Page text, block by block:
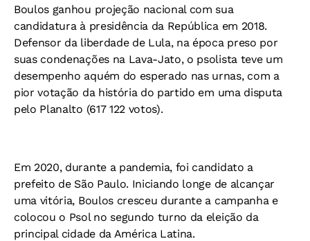
Boulos ganhou projeção nacional com sua
candidatura à presidência da República em 2018.
Defensor da liberdade de Lula, na época preso por
suas condenações na Lava-Jato, o psolista teve um
desempenho aquém do esperado nas urnas, com a
pior votação da história do partido em uma disputa
pelo Planalto (617 122 votos).
Em 2020, durante a pandemia, foi candidato a
prefeito de São Paulo. Iniciando longe de alcançar
uma vitória, Boulos cresceu durante a campanha e
colocou o Psol no segundo turno da eleição da
principal cidade da América Latina.